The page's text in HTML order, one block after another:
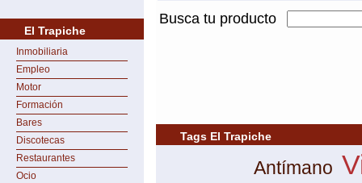
El Trapiche
Inmobiliaria
Empleo
Motor
Formación
Bares
Discotecas
Restaurantes
Ocio
Busca tu producto
Tags El Trapiche
Antímano